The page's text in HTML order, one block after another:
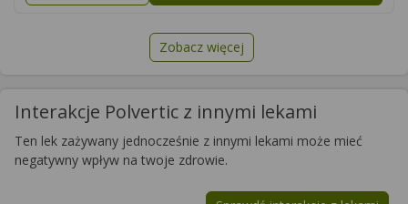
Zobacz więcej
Interakcje Polvertic z innymi lekami
Ten lek zażywany jednocześnie z innymi lekami może mieć
negatywny wpływ na twoje zdrowie.